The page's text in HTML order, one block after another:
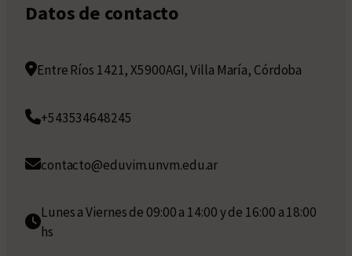
Datos de contacto
Entre Ríos 1421, X5900AGI, Villa María, Córdoba
+543534648245
contacto@eduvim.unvm.edu.ar
Lunes a Viernes de 09:00 a 14:00 y de 16:00 a 18:00
hs